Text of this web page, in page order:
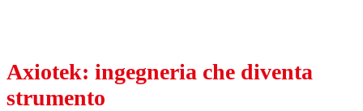
Axiotek: ingegneria che diventa
strumento